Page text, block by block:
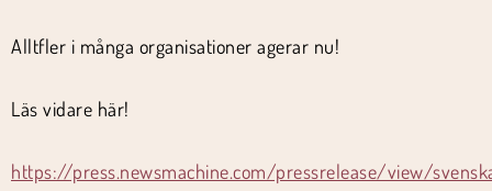
Alltfler i många organisationer agerar nu!
Läs vidare här!
https://press.newsmachine.com/pressrelease/view/